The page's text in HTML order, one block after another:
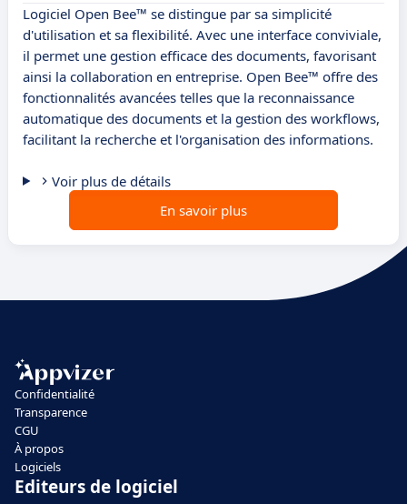
Logiciel Open Bee™ se distingue par sa simplicité
d'utilisation et sa flexibilité. Avec une interface conviviale,
il permet une gestion efficace des documents, favorisant
ainsi la collaboration en entreprise. Open Bee™ offre des
fonctionnalités avancées telles que la reconnaissance
automatique des documents et la gestion des workflows,
facilitant la recherche et l'organisation des informations.
Voir plus de détails
En savoir plus
Confidentialité
Transparence
CGU
À propos
Logiciels
Editeurs de logiciel